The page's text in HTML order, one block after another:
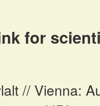
for
// Vienna: